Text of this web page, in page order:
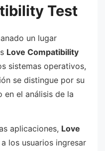
Test
un lugar
Love Compatibility
sistemas operativos,
se distingue por su
en el análisis de la
aplicaciones, Love
los usuarios ingresar